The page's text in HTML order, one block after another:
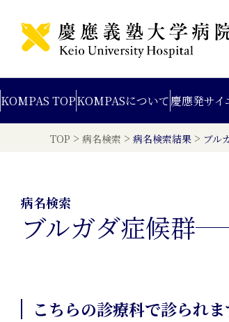
KOMPAS TOPKOMPASについて慶應発サイ
TOP > 病名検索 > 病名検索結果 > ブル
病名検索
ブルガダ症候群
こちらの診療科で診られま